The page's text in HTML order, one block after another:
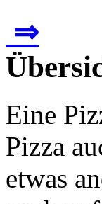
⇒
Eine
Pizza
etwas